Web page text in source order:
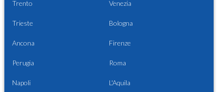
Trento Venezia
Trieste Bologna
Ancona Firenze
Perugia Roma
Napoli L'Aquila